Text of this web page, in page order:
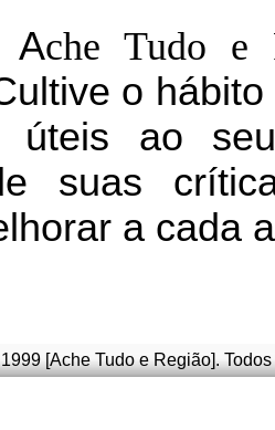
Ache Tudo e
o
úteis ao
suas
a cada
[Ache Tudo e Região].